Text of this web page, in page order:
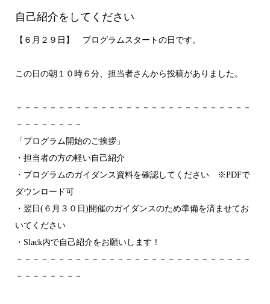
自己紹介をしてください
【６月２９日】 プログラムスタートの日です。
この日の朝１０時６分、担当者さんから投稿がありました。
－－－－－－－－－－－－－－－－－－－－－－－－－－－－
－－－－－－－－
「プログラム開始のご挨拶」
・担当者の方の軽い自己紹介
・プログラムのガイダンス資料を確認してください ※PDFで
ダウンロード可
・翌日(６月３０日)開催のガイダンスのため準備を済ませてお
いてください
・Slack内で自己紹介をお願いします！
－－－－－－－－－－－－－－－－－－－－－－－－－－－－
－－－－－－－－